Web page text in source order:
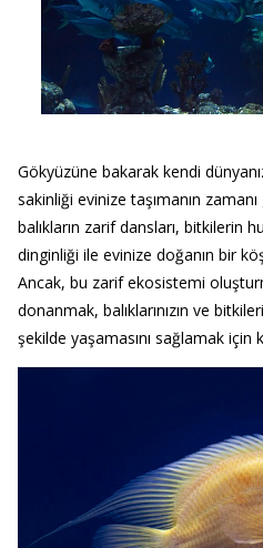
Gökyüzüne bakarak kendi
sakinliği evinize taşımanın
balıkların zarif dansları, bitkilerin
dinginliği ile evinize doğanın bir
Ancak, bu zarif ekosistemi
donanmak, balıklarınızın ve
şekilde yaşamasını sağlamak için